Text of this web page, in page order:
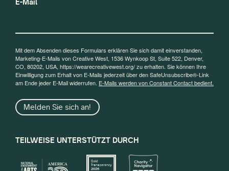
Mit dem Absenden dieses Formulars erklären Sie sich damit einverstanden,
Marketing-E-Mails von Creative West, 1536 Wynkoop St, Suite 522, Denver,
CO, 80202, USA, https://wearecreativewest.org/ zu erhalten. Sie können Ihre
Einwilligung zum Erhalt von E-Mails jederzeit über den SafeUnsubscribe®-Link
am Ende jeder E-Mail widerrufen. E-Mails werden von Constant Contact bedient.
Melden Sie sich an!
TEILWEISE UNTERSTÜTZT DURCH